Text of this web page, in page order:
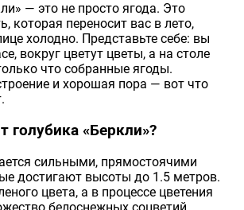
— это не просто ягода. Это
которая переносит вас в лето,
холодно. Представьте себе: вы
вокруг цветут цветы, а на столе
что собранные ягоды.
и хорошая пора — вот что
голубика «Беркли»?
сильными, прямостоячими
достигают высоты до 1.5 метров.
цвета, а в процессе цветения